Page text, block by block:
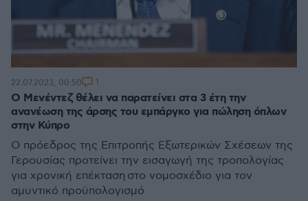
Ο Μενέντεζ θέλει να παρατείνει στα 3 έτη την
ανανέωση της άρσης του εμπάργκο για πώληση όπλων
στην Κύπρο
Ο πρόεδρος της Επιτροπής Εξωτερικών Σχέσεων της
Γερουσίας προτείνει την εισαγωγή της τροπολογίας
για χρονική επέκταση στο νομοσχέδιο για τον
αμυντικό προϋπολογισμό
22.07.2023, 00:50 1